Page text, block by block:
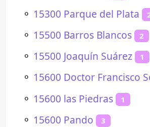
⚬ 15300 Parque del Plata
⚬ 15500 Barros Blancos 2
⚬ 15500 Joaquín Suárez 1
⚬ 15600 Doctor Francisco
⚬ 15600 las Piedras 1
⚬ 15600 Pando 3